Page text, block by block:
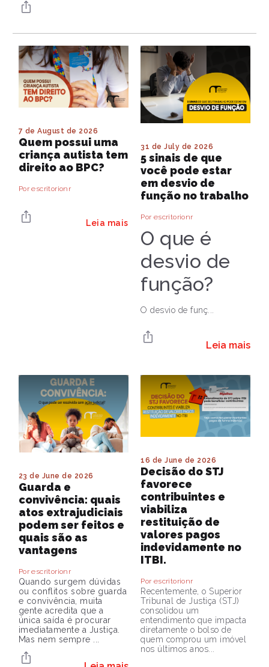
7 de August de 2026
Quem possui uma
criança autista tem
direito ao BPC?
Por escritorionr
Leia mais
31 de July de 2026
5 sinais de que
você pode estar
em desvio de
função no trabalho
Por escritorionr
O que é
desvio de
função?
O desvio de funç...
Leia mais
23 de June de 2026
Guarda e
convivência: quais
atos extrajudiciais
podem ser feitos e
quais são as
vantagens
Por escritorionr
Quando surgem dúvidas
ou conflitos sobre guarda
e convivência, muita
gente acredita que a
única saída é procurar
imediatamente a Justiça.
Mas nem sempre ...
16 de June de 2026
Decisão do STJ
favorece
contribuintes e
viabiliza
restituição de
valores pagos
indevidamente no
ITBI.
Por escritorionr
Recentemente, o Superior
Tribunal de Justiça (STJ)
consolidou um
entendimento que impacta
diretamente o bolso de
quem comprou um imóvel
nos últimos anos...